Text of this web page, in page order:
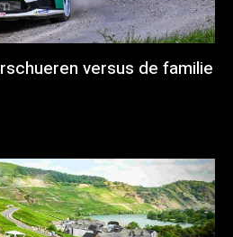
versus de familie